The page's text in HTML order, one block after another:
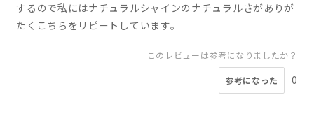
するので私にはナチュラルシャインのナチュラルさがありが
たくこちらをリピートしています。
このレビューは参考になりましたか？
参考になった 0